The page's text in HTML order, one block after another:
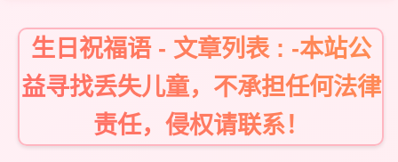
生日祝福语 - 文章列表 : -本站公
益寻找丢失儿童，不承担任何法律
责任，侵权请联系！